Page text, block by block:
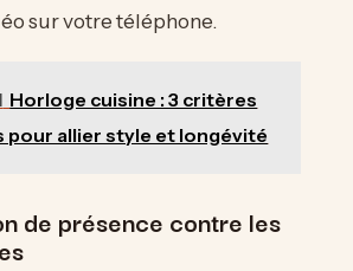
sur votre téléphone.
Horloge cuisine : 3 critères
pour allier style et longévité
de présence contre les